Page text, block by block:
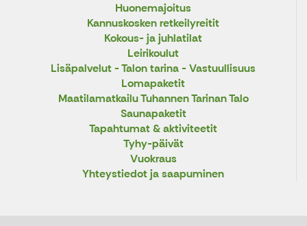
Huonemajoitus
Kannuskosken retkeilyreitit
Kokous- ja juhlatilat
Leirikoulut
Lisäpalvelut - Talon tarina - Vastuullisuus
Lomapaketit
Maatilamatkailu Tuhannen Tarinan Talo
Saunapaketit
Tapahtumat & aktiviteetit
Tyhy-päivät
Vuokraus
Yhteystiedot ja saapuminen